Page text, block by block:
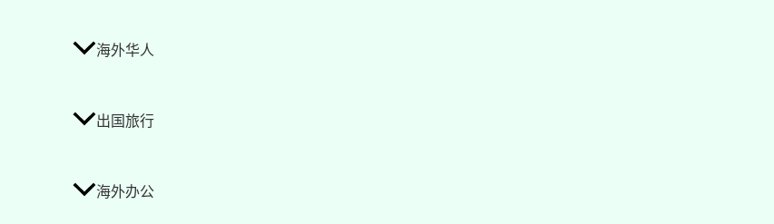
海外华人
出国旅行
海外办公